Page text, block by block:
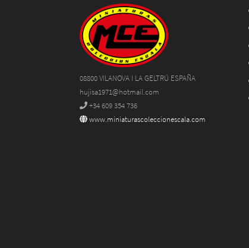
08800 VILANOVA I LA GELTRÚ ESPAÑA
hujisa1971@hotmail.com
+34 609 354 736
www.miniaturascoleccionescala.com